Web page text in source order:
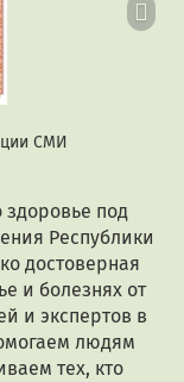
СМИ
под
Республики
достоверная
и болезнях от
и экспертов в
людям
тех, кто